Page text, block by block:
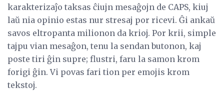
karakterizaĵo taksas ĉiujn mesaĝojn de CAPS, kiuj
laŭ nia opinio estas nur stresaj por ricevi. Ĝi ankaŭ
savos eltropanta milionon da krioj. Por krii, simple
tajpu vian mesaĝon, tenu la sendan butonon, kaj
poste tiri ĝin supre; flustri, faru la samon krom
forigi ĝin. Vi povas fari tion per emojis krom
tekstoj.